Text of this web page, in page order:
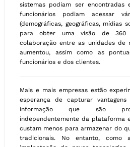
sistemas podiam ser
funcionários podiam acessar
(demográficas, geográficas, mídias
para obter uma visão de 360
colaboração entre as unidades de
aumentou, assim como as
funcionários e dos clientes.
Mais e mais empresas estão
esperança de capturar
informação que são
independentemente da plataforma
custam menos para armazenar do
tradicionais. No entanto, como